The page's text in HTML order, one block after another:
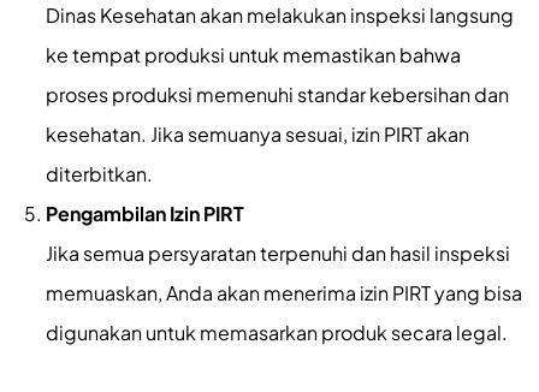
Dinas Kesehatan akan melakukan inspeksi langsung
ke tempat produksi untuk memastikan bahwa
proses produksi memenuhi standar kebersihan dan
kesehatan. Jika semuanya sesuai, izin PIRT akan
diterbitkan.
Pengambilan Izin PIRT
Jika semua persyaratan terpenuhi dan hasil inspeksi
memuaskan, Anda akan menerima izin PIRT yang bisa
digunakan untuk memasarkan produk secara legal.